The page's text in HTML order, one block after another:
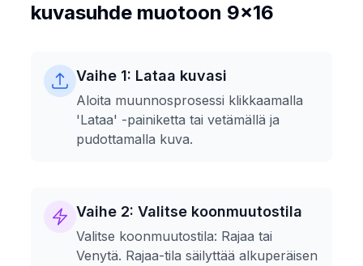
kuvasuhde muotoon 9x16
Vaihe 1: Lataa kuvasi
Aloita muunnosprosessi klikkaamalla
'Lataa' -painiketta tai vetämällä ja
pudottamalla kuva.
Vaihe 2: Valitse koonmuutostila
Valitse koonmuutostila: Rajaa tai
Venytä. Rajaa-tila säilyttää alkuperäisen